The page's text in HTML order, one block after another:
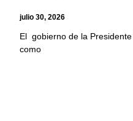
julio 30, 2026
El gobierno de la
como